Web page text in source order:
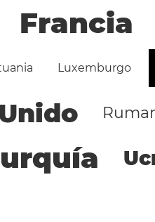
Francia
Luxemburgo